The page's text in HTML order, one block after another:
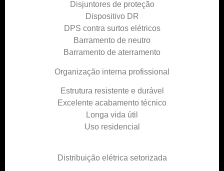
Disjuntores de proteção
Dispositivo DR
DPS contra surtos elétricos
Barramento de neutro
Barramento de aterramento
Organização interna profissional
Estrutura resistente e durável
Excelente acabamento técnico
Longa vida útil
Uso residencial
Distribuição elétrica setorizada